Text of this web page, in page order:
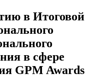
в Итоговой
в сфере
GPM Awards